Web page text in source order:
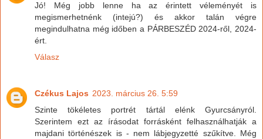
Jó! Még jobb lenne ha az érintett véleményét is
megismerhetnénk (intejú?) és akkor talán végre
megindulhatna még időben a PÁRBESZÉD 2024-ről, 2024-
ért.
Válasz
Czékus Lajos 2023. március 26. 5:59
Szinte tökéletes portrét tártál elénk Gyurcsányról.
Szerintem ezt az írásodat forrásként felhasználhatják a
majdani történészek is - nem lábjegyzetté szűkítve. Még